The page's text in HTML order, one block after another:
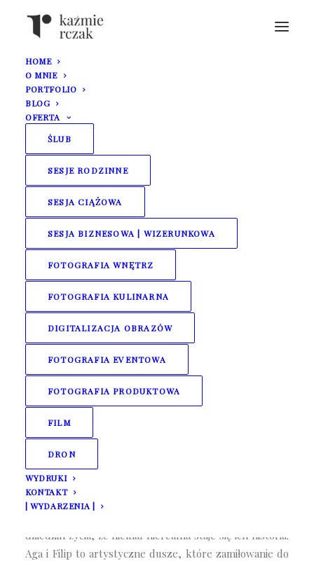
HOME
O MNIE
PORTFOLIO
BLOG
OFERTA
ŚLUB
SESJE RODZINNE
SESJA CIĄŻOWA
SESJA BIZNESOWA | WIZERUNKOWA
FOTOGRAFIA WNĘTRZ
FOTOGRAFIA KULINARNA
DIGITALIZACJA OBRAZÓW
FOTOGRAFIA EVENTOWA
FOTOGRAFIA PRODUKTOWA
FILM
DRON
WYDRUKI
KONTAKT
| WYDARZENIA |
Urokliwa sesja
rodzinna | Kuźnia
Skarbów
25 lutego 2020
Lubię szalone i nieprzeciętne historie ludzi, którzy
dziedzin życia, że niemal nierealna staje się ich historia.
Aga i Filip to artystyczne dusze, które zamiłowanie do